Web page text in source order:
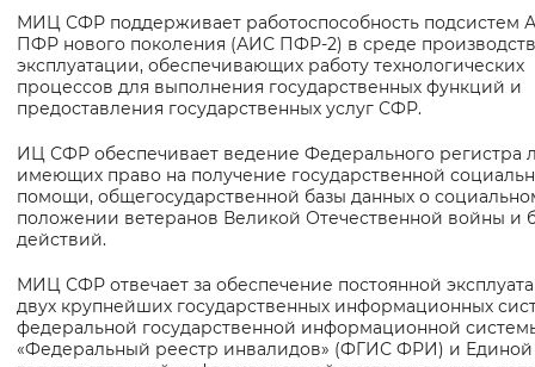
Вернуть стандартные настройки
МИЦ СФР поддерживает работоспособность подсистем
ПФР нового поколения (АИС ПФР-2) в среде
эксплуатации, обеспечивающих работу технологических
процессов для выполнения государственных функций и
предоставления государственных услуг СФР.
ИЦ СФР обеспечивает ведение Федерального регистра
имеющих право на получение государственной
помощи, общегосударственной базы данных о
положении ветеранов Великой Отечественной войны и
действий.
МИЦ СФР отвечает за обеспечение постоянной
двух крупнейших государственных информационных
федеральной государственной информационной
«Федеральный реестр инвалидов» (ФГИС ФРИ) и Единой